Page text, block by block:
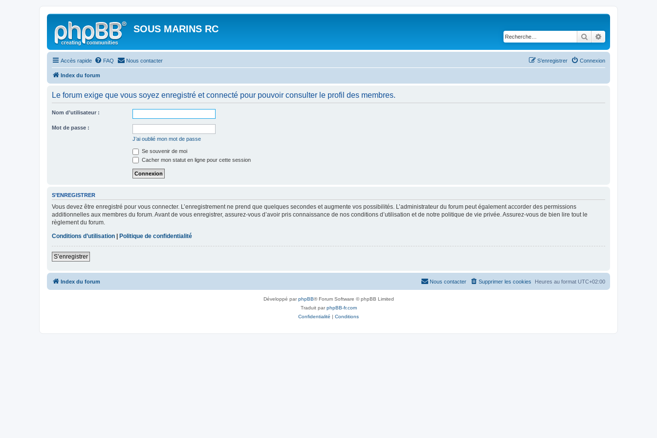
SOUS MARINS RC
Rechercher
Accès rapide FAQ Nous contacter Connexion
S’enregistrer
Index du forum
Le forum exige que vous soyez enregistré et connecté pour pouvoir consulter le profil des membres.
Nom d’utilisateur :
Mot de passe :
J’ai oublié mon mot de passe
Se souvenir de moi
Cacher mon statut en ligne pour cette session
S’ENREGISTRER
Vous devez être enregistré pour vous connecter. L’enregistrement ne prend que quelques secondes et augmente vos possibilités. L’administrateur du forum peut également accorder des permissions
additionnelles aux membres du forum. Avant de vous enregistrer, assurez-vous d’avoir pris connaissance de nos conditions d’utilisation et de notre politique de vie privée. Assurez-vous de bien lire tout le
règlement du forum.
Conditions d’utilisation | Politique de confidentialité
S’enregistrer
Index du forum Heures au format UTC+02:00
Supprimer les cookies
Nous contacter
Développé parphpBB® Forum Software © phpBB Limited
Traduit parphpBB-fr.com
Confidentialité | Conditions